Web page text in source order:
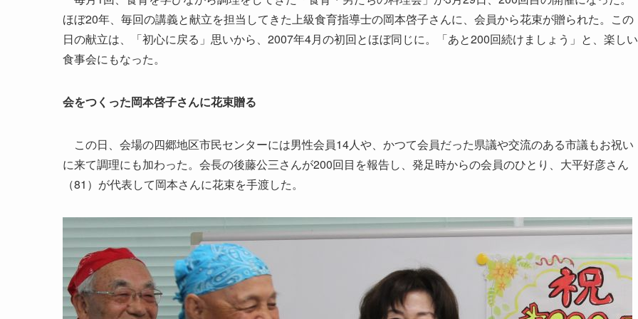
ほぼ20年、毎回の講義と献立を担当してきた上級食育指導士の岡本啓子さんに、会員から花束が贈られた。この
日の献立は、「初心に戻る」思いから、2007年4月の初回とほぼ同じに。「あと200回続けましょう」と、楽しい
食事会にもなった。
会をつくった岡本啓子さんに花束贈る
この日、会場の四郷地区市民センターには男性会員14人や、かつて会員だった県議や交流のある市議もお祝い
に来て調理にも加わった。会長の後藤公三さんが200回目を報告し、発足時からの会員のひとり、大平好彦さん
（81）が代表して岡本さんに花束を手渡した。